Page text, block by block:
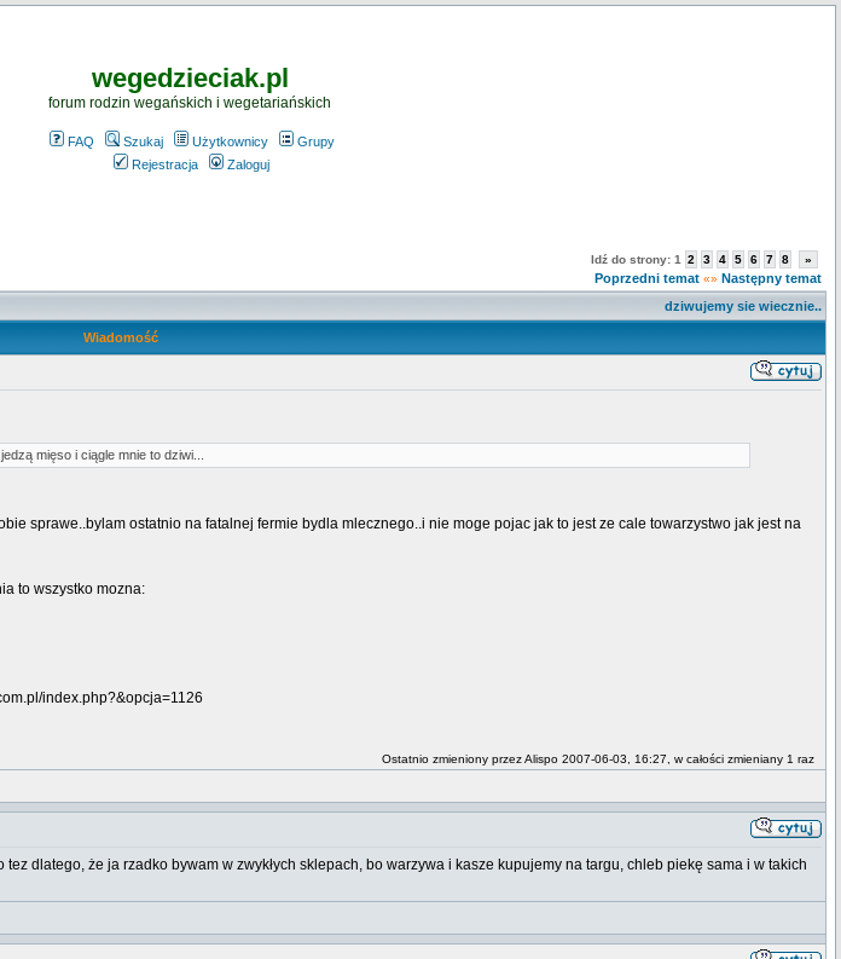
wegedzieciak.pl
forum rodzin wegańskich i wegetariańskich
FAQ Szukaj Użytkownicy
Grupy
Rejestracja
Zaloguj
Idź do strony: 1 2 3 4 5 6 7 8 »
Poprzedni temat «» Następny temat
dziwujemy sie wiecznie..
Wiadomość
mięso i ciągle mnie to dziwi...
sprawe..bylam ostatnio na fatalnej fermie bydla mlecznego..i nie moge pojac jak to jest ze cale towarzystwo jak jest na
to wszystko mozna:
index.php?&opcja=1126
Ostatnio zmieniony przez Alispo 2007-06-03, 16:27, w całości zmieniany 1 raz
tez dlatego, że ja rzadko bywam w zwykłych sklepach, bo warzywa i kasze kupujemy na targu, chleb piekę sama i w takich